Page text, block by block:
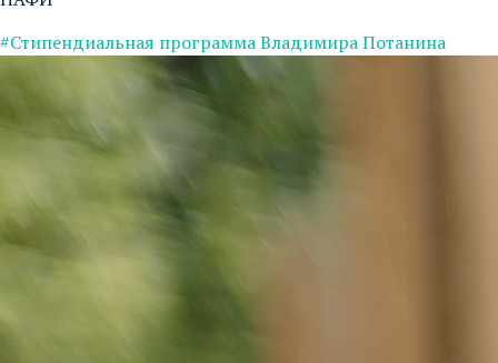
#Стипендиальная программа Владимира Потанина